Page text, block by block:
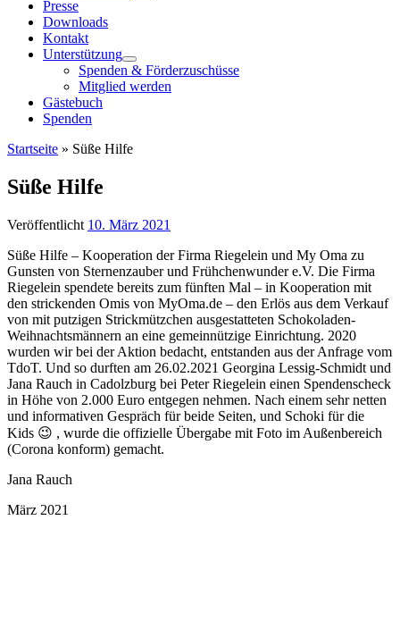
Presse
Downloads
Kontakt
Unterstützung
Spenden & Förderzuschüsse
Mitglied werden
Gästebuch
Spenden
Startseite » Süße Hilfe
Süße Hilfe
Veröffentlicht 10. März 2021
Süße Hilfe – Kooperation der Firma Riegelein und My Oma zu
Gunsten von Sternenzauber und Frühchenwunder e.V. Die Firma
Riegelein spendete bereits zum fünften Mal – in Kooperation mit
den strickenden Omis von MyOma.de – den Erlös aus dem Verkauf
von mit putzigen Strickmützchen ausgestatteten Schokoladen-
Weihnachtsmännern an eine gemeinnützige Einrichtung. 2020
wurden wir bei der Aktion bedacht, entstanden aus der Anfrage vom
TdoT. Und so durften am 26.02.2021 Georgina Lessig-Schmidt und
Jana Rauch in Cadolzburg bei Peter Riegelein einen Spendenscheck
in Höhe von 2.000 Euro entgegen nehmen. Nach einem sehr netten
und informativen Gespräch für beide Seiten, und Schoki für die
Kids 😉 , wurde die offizielle Übergabe mit Foto im Außenbereich
(Corona konform) gemacht.
Jana Rauch
März 2021